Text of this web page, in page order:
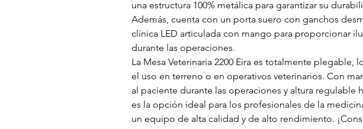
una estructura 100% metálica para garantizar su
Además, cuenta con un porta suero con ganchos
clínica LED articulada con mango para proporcionar
durante las operaciones.
La Mesa Veterinaria 2200 Eira es totalmente plegable,
el uso en terreno o en operativos veterinarios. Con
al paciente durante las operaciones y altura regulable
es la opción ideal para los profesionales de la
un equipo de alta calidad y de alto rendimiento.